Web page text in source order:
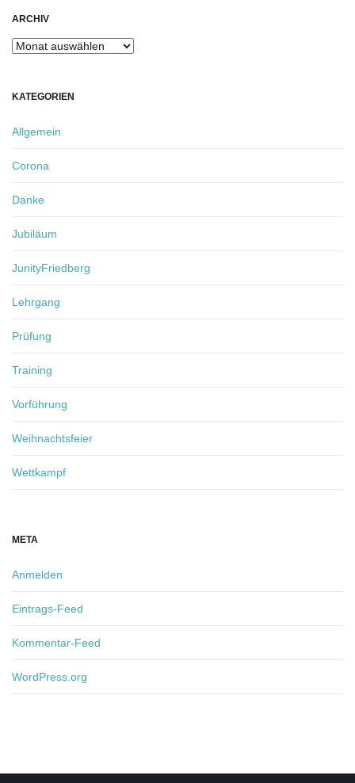
ARCHIV
Archiv
KATEGORIEN
Allgemein
Corona
Danke
Jubiläum
JunityFriedberg
Lehrgang
Prüfung
Training
Vorführung
Weihnachtsfeier
Wettkampf
META
Anmelden
Eintrags-Feed
Kommentar-Feed
WordPress.org